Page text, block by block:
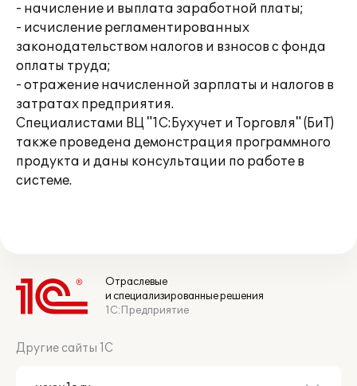
- начисление и выплата заработной платы;
- исчисление регламентированных
законодательством налогов и взносов с фонда
оплаты труда;
- отражение начисленной зарплаты и налогов в
затратах предприятия.
Специалистами ВЦ "1С:Бухучет и Торговля" (БиТ)
также проведена демонстрация программного
продукта и даны консультации по работе в
системе.
Отраслевые
и специализированные решения
1С:Предприятие
Другие сайты 1С